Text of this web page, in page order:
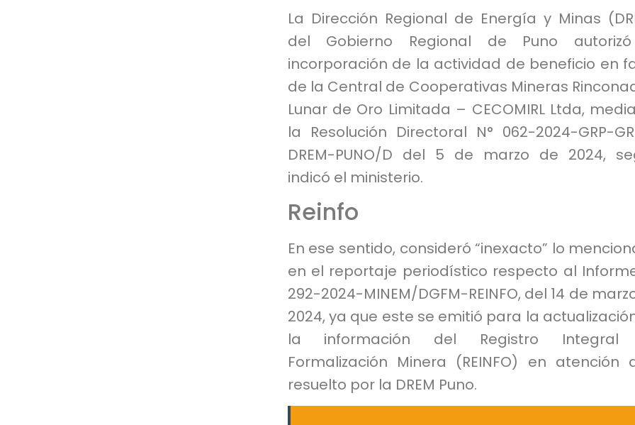
La Dirección Regional de Energía y Minas
del Gobierno Regional de Puno
incorporación de la actividad de beneficio en
de la Central de Cooperativas Mineras
Lunar de Oro Limitada – CECOMIRL Ltda,
la Resolución Directoral N° 062-2024-GRP-
DREM-PUNO/D del 5 de marzo de 2024,
indicó el ministerio.
Reinfo
En ese sentido, consideró “inexacto” lo
en el reportaje periodístico respecto al
292-2024-MINEM/DGFM-REINFO, del 14 de
2024, ya que este se emitió para la
la información del Registro Integral
Formalización Minera (REINFO) en atención
resuelto por la DREM Puno.